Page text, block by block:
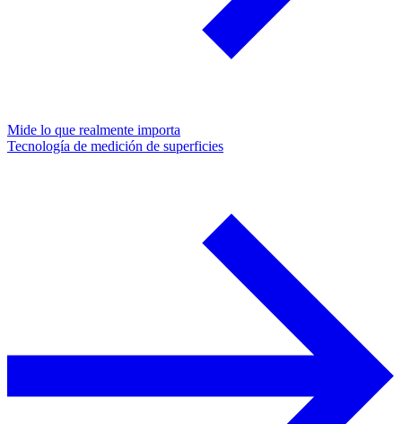
Mide lo que realmente importa
Tecnología de medición de superficies